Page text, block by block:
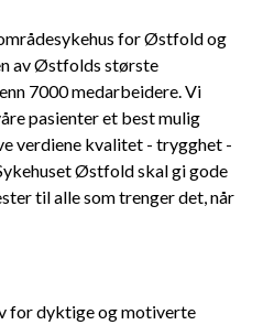
for Østfold og
av Østfolds største
7000 medarbeidere. Vi
pasienter et best mulig
verdiene kvalitet - trygghet -
Østfold skal gi gode
til alle som trenger det, når
for dyktige og motiverte